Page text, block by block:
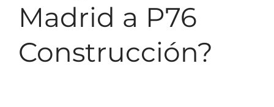
Madrid a P76
Construcción?